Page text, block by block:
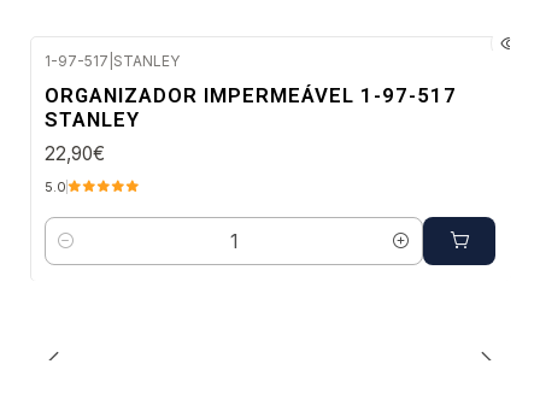
1-97-517 STANLEY
ORGANIZADOR IMPERMEÁVEL 1-97-517
STANLEY
22,90€
5.0
Quantidade